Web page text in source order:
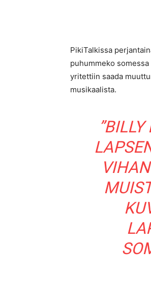
PikiTalkissa
puhummeko
yritettiin saada
musikaalista.